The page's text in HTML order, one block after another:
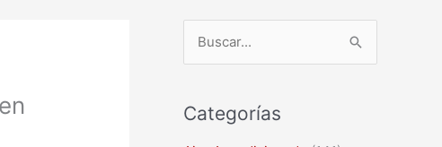
c
Categorías